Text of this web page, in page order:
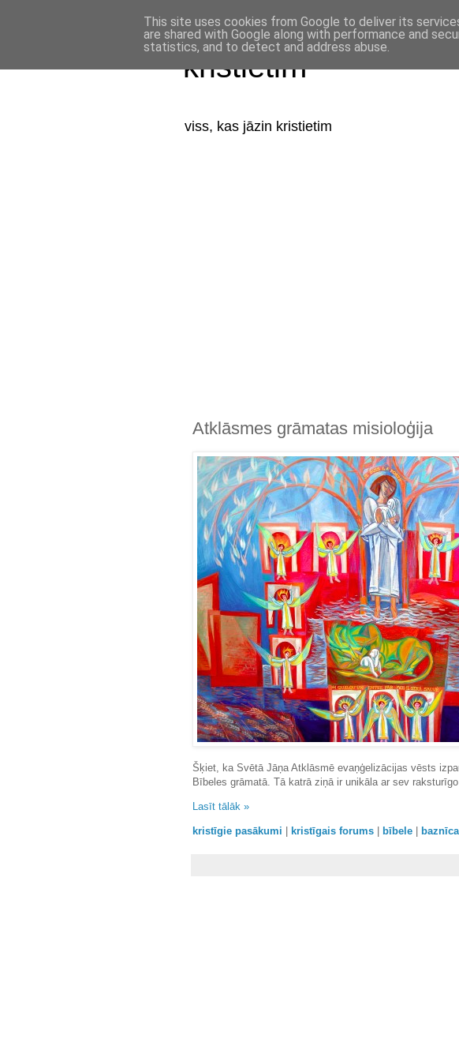
kristietim
viss, kas jāzin kristietim
Atklāsmes grāmatas misioloģija
Šķiet, ka Svētā Jāņa Atklāsmē evaņģelizācijas vēsts
Bībeles grāmatā. Tā katrā ziņā ir unikāla ar sev
Lasīt tālāk »
kristīgie pasākumi kristīgais forums bībele baznīca
This site uses cookies from Google to deliver its
are shared with Google along with performance and
statistics, and to detect and address abuse.